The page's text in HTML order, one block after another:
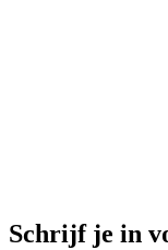
Schrijf je in